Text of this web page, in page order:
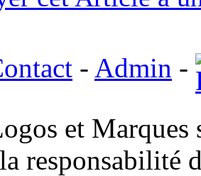
- Admin -
et Marques
responsabilité